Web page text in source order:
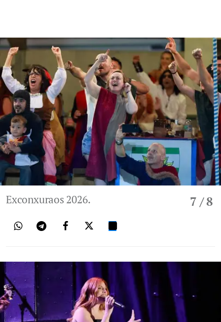
7 / 8
Exconxuraos 2026.